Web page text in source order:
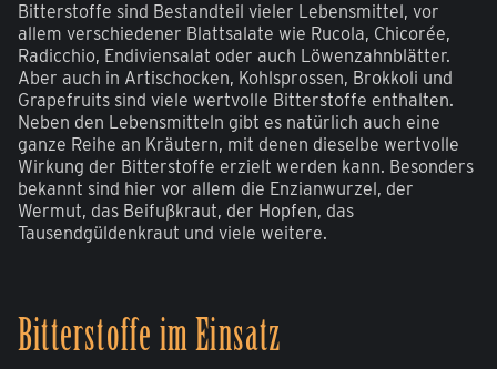
Bitterstoffe sind Bestandteil vieler Lebensmittel, vor
allem verschiedener Blattsalate wie Rucola, Chicorée,
Radicchio, Endiviensalat oder auch Löwenzahnblätter.
Aber auch in Artischocken, Kohlsprossen, Brokkoli und
Grapefruits sind viele wertvolle Bitterstoffe enthalten.
Neben den Lebensmitteln gibt es natürlich auch eine
ganze Reihe an Kräutern, mit denen dieselbe wertvolle
Wirkung der Bitterstoffe erzielt werden kann. Besonders
bekannt sind hier vor allem die Enzianwurzel, der
Wermut, das Beifußkraut, der Hopfen, das
Tausendgüldenkraut und viele weitere.
Bitterstoffe im Einsatz